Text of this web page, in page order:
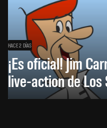
HACE 2 DÍAS
¡Es oficial! Jim
live-action de Los